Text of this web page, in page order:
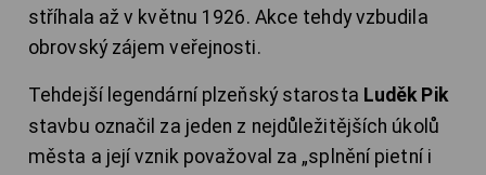
stříhala až v květnu 1926. Akce tehdy vzbudila
obrovský zájem veřejnosti.
Tehdejší legendární plzeňský starosta Luděk Pik
stavbu označil za jeden z nejdůležitějších úkolů
města a její vznik považoval za „splnění pietní i